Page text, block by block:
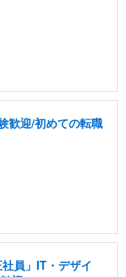
歓迎/初めての転職
員」IT・デザイ